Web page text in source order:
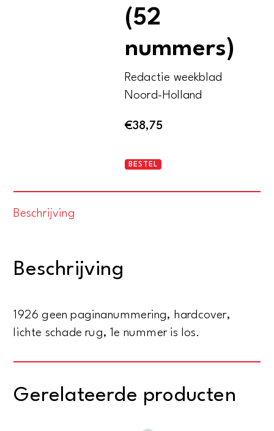
(52
nummers)
Redactie weekblad
Noord-Holland
€38,75
NOORD_HOLLAND
(52
nummers)
BESTEL
Beschrijving
Beschrijving
1926 geen paginanummering, hardcover,
lichte schade rug, 1e nummer is los.
Gerelateerde producten